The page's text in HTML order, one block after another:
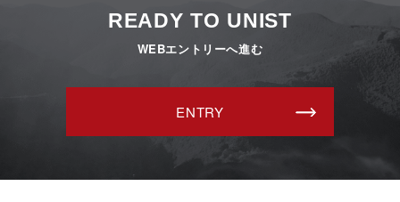
READY TO UNIST
WEBエントリーへ進む
ENTRY